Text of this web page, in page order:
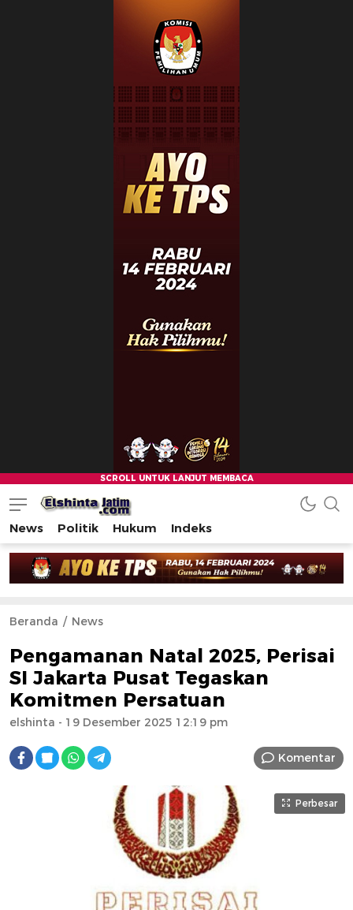
News Politik Hukum Indeks
Beranda News
Pengamanan Natal 2025, Perisai
SI Jakarta Pusat Tegaskan
Komitmen Persatuan
elshinta - 19 Desember 2025 12:19 pm
Komentar
Perbesar